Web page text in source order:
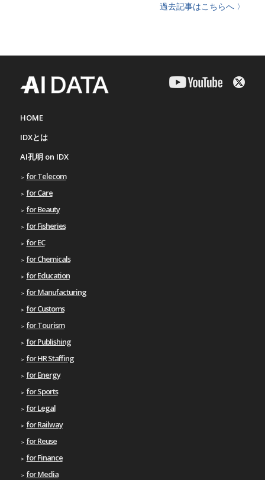
過去記事はこちらへ 〉
HOME
IDXとは
AI孔明 on IDX
for Telecom
for Care
for Beauty
for Fisheries
for EC
for Chemicals
for Education
for Manufacturing
for Customs
for Tourism
for Publishing
for HR Staffing
for Energy
for Sports
for Legal
for Railway
for Reuse
for Finance
for Media